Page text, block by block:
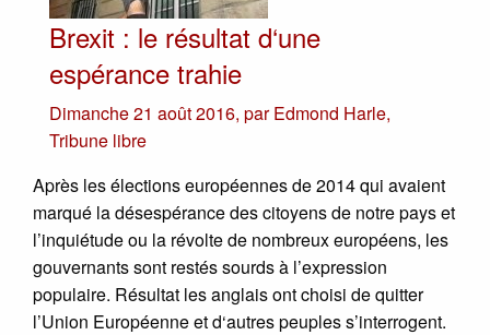
Brexit : le résultat d‘une
espérance trahie
Dimanche 21 août 2016, parEdmond Harle,
Tribune libre
Après les élections européennes de 2014 qui avaient
marqué la désespérance des citoyens de notre pays et
l’inquiétude ou la révolte de nombreux européens, les
gouvernants sont restés sourds à l’expression
populaire. Résultat les anglais ont choisi de quitter
l’Union Européenne et d‘autres peuples s’interrogent.